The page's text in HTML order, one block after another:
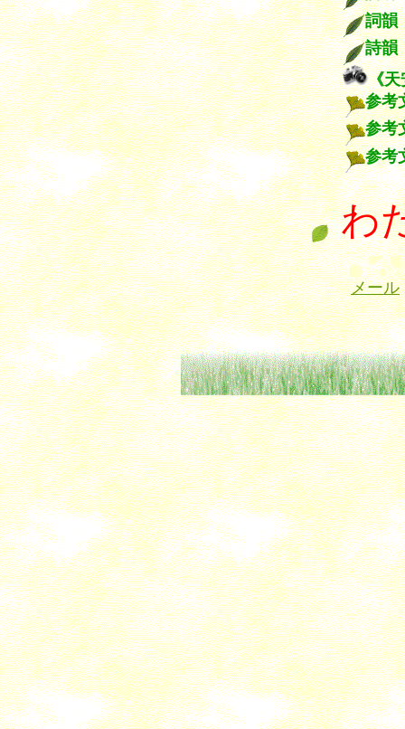
詞韻
詩韻
《天
参考
参考
参考
わ
メール